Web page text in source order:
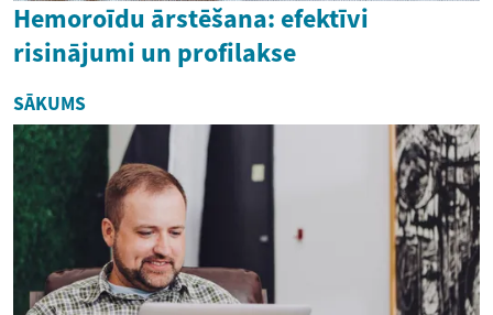
Hemoroīdu ārstēšana: efektīvi
risinājumi un profilakse
SĀKUMS